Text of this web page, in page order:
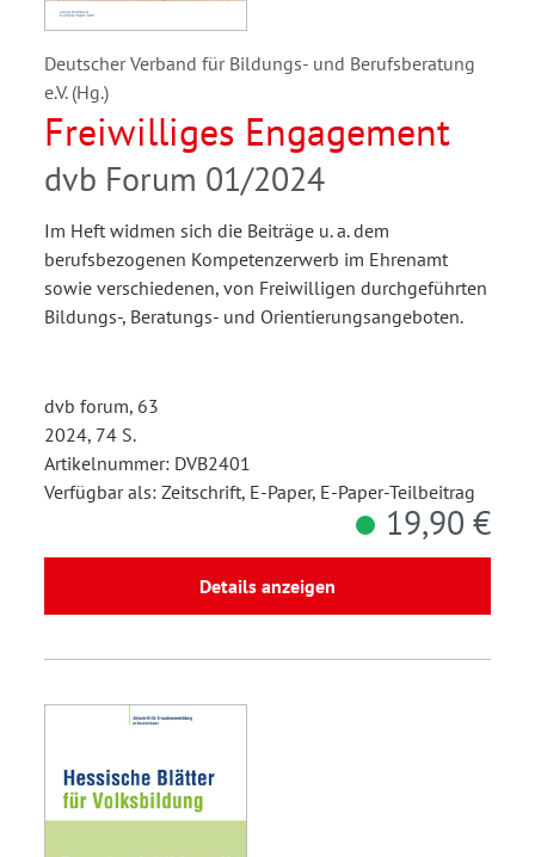
Deutscher Verband für Bildungs- und Berufsberatung
e.V. (Hg.)
Freiwilliges Engagement
dvb Forum 01/2024
Im Heft widmen sich die Beiträge u. a. dem
berufsbezogenen Kompetenzerwerb im Ehrenamt
sowie verschiedenen, von Freiwilligen durchgeführten
Bildungs-, Beratungs- und Orientierungsangeboten.
dvb forum, 63
2024, 74 S.
Artikelnummer: DVB2401
Verfügbar als: Zeitschrift, E-Paper, E-Paper-Teilbeitrag
19,90 €
Details anzeigen